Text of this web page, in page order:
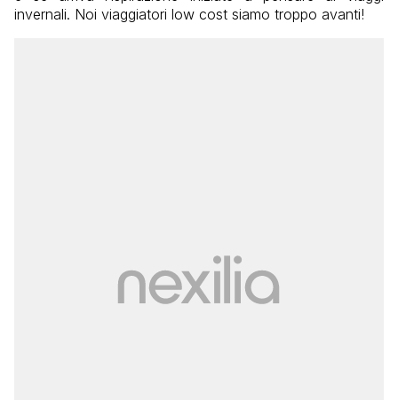
invernali. Noi viaggiatori low cost siamo troppo avanti!